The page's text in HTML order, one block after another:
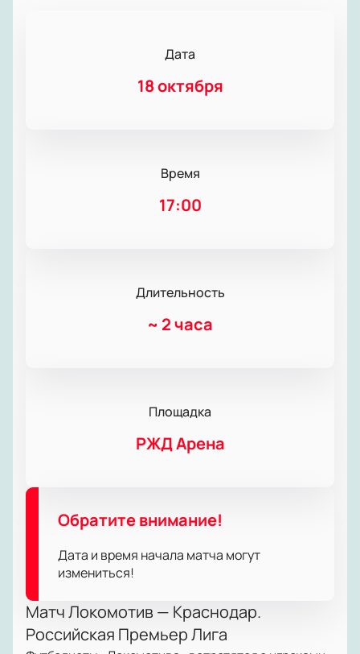
Дата
18 октября
Время
17:00
Длительность
~ 2 часа
Площадка
РЖД Арена
Обратите внимание!
Дата и время начала матча могут
измениться!
Матч Локомотив — Краснодар.
Российская Премьер Лига